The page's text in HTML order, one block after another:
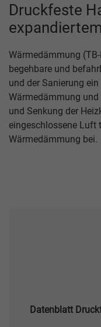
Druckfeste
Wärmedämmung
begehbare und
und der Sanierung
Wärmedämmung
und Senkung der
eingeschlossene Luft
Wärmedämmung bei.
Datenblatt